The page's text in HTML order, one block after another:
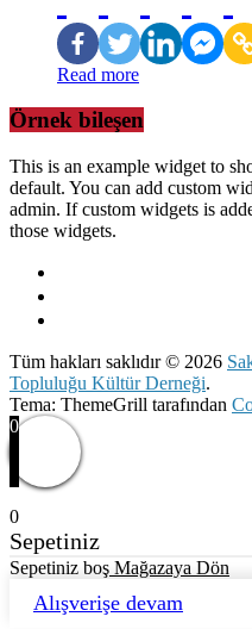
Read more
Örnek bileşen
This is an example widget to
default. You can add custom
admin. If custom widgets is
those widgets.
Tüm hakları saklıdır © 2026
Topluluğu Kültür Derneği.
Tema: ThemeGrill tarafından
0
0
Sepetiniz
Sepetiniz boş Mağazaya Dön
Alışverişe devam